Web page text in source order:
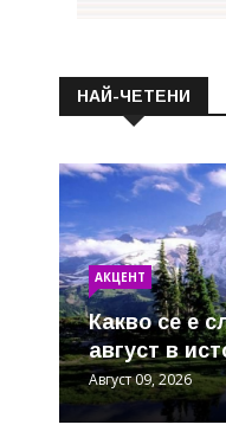
НАЙ-ЧЕТЕНИ
АКЦЕНТ
Какво се е
август в
Август 09, 2026